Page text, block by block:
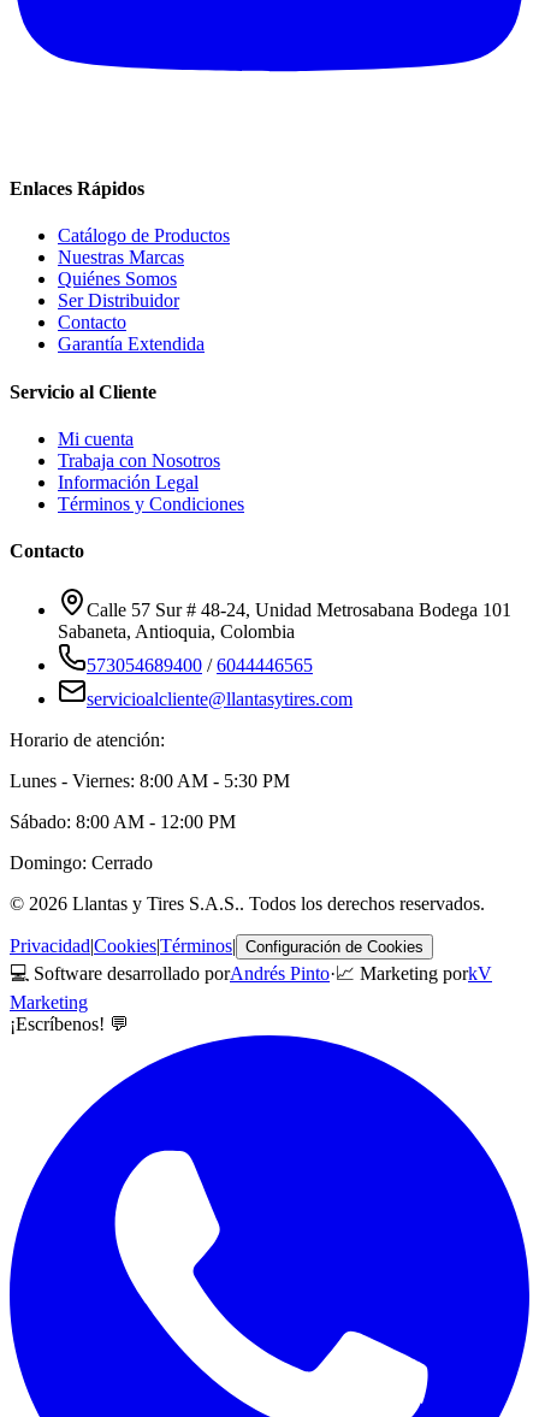
Enlaces Rápidos
Catálogo de Productos
Nuestras Marcas
Quiénes Somos
Ser Distribuidor
Contacto
Garantía Extendida
Servicio al Cliente
Mi cuenta
Trabaja con Nosotros
Información Legal
Términos y Condiciones
Contacto
Calle 57 Sur # 48-24, Unidad Metrosabana Bodega 101
Sabaneta, Antioquia, Colombia
573054689400 /6044446565
servicioalcliente@llantasytires.com
Horario de atención:
Lunes - Viernes: 8:00 AM - 5:30 PM
Sábado: 8:00 AM - 12:00 PM
Domingo: Cerrado
© 2026 Llantas y Tires S.A.S.. Todos los derechos reservados.
Privacidad|Cookies|Términos| Configuración de Cookies
💻 Software desarrollado porAndrés Pinto·📈 Marketing porkV
Marketing
¡Escríbenos! 💬